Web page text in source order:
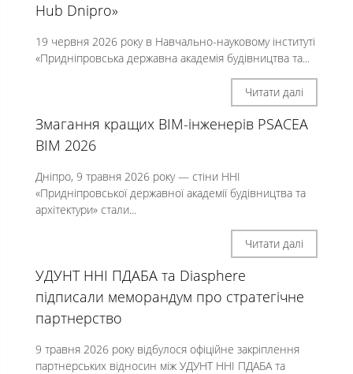
Hub Dnipro»
19 червня 2026 року в Навчально-науковому інституті
«Придніпровська державна академія будівництва та...
Читати далі
Змагання кращих BIM-інженерів PSACEA
BIM 2026
Дніпро, 9 травня 2026 року — стіни ННІ
«Придніпровської державної академії будівництва та
архітектури» стали...
Читати далі
УДУНТ ННІ ПДАБА та Diasphere
підписали меморандум про стратегічне
партнерство
9 травня 2026 року відбулося офіційне закріплення
партнерських відносин між УДУНТ ННІ ПДАБА та